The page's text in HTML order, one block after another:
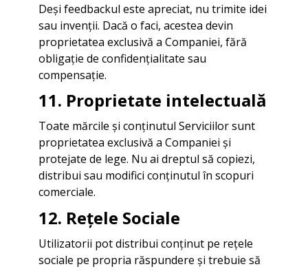
Deși feedbackul este apreciat, nu trimite idei
sau invenții. Dacă o faci, acestea devin
proprietatea exclusivă a Companiei, fără
obligație de confidențialitate sau
compensație.
11. Proprietate intelectuală
Toate mărcile și conținutul Serviciilor sunt
proprietatea exclusivă a Companiei și
protejate de lege. Nu ai dreptul să copiezi,
distribui sau modifici conținutul în scopuri
comerciale.
12. Rețele Sociale
Utilizatorii pot distribui conținut pe rețele
sociale pe propria răspundere și trebuie să